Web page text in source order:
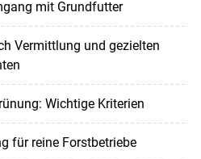
mit Grundfutter
Vermittlung und gezielten
Wichtige Kriterien
für reine Forstbetriebe